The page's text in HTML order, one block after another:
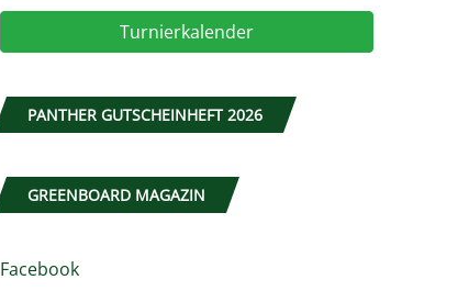
Turnierkalender
PANTHER GUTSCHEINHEFT 2026
GREENBOARD MAGAZIN
Facebook